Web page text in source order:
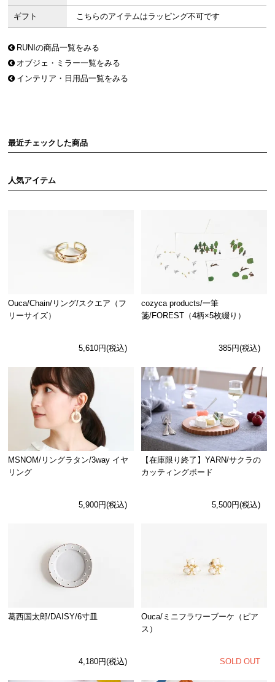
ギフト こちらのアイテムはラッピング不可です
RUNIの商品一覧をみる
オブジェ・ミラー一覧をみる
インテリア・日用品一覧をみる
最近チェックした商品
人気アイテム
Ouca/Chain/リング/スクエア（フ
リーサイズ）
5,610円(税込)
cozyca products/一筆
箋/FOREST（4柄×5枚綴り）
385円(税込)
MSNOM/リングラタン/3way イヤ
リング
5,900円(税込)
【在庫限り終了】YARN/サクラの
カッティングボード
5,500円(税込)
葛西国太郎/DAISY/6寸皿
4,180円(税込)
Ouca/ミニフラワーブーケ（ピア
ス）
SOLD OUT